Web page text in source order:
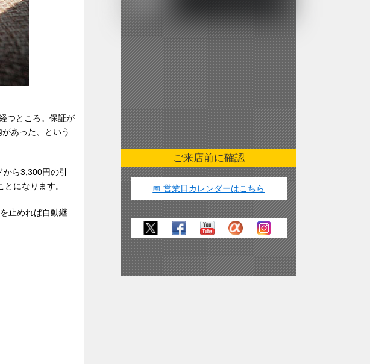
つところ。保証が
あった、という
ら3,300円の引
になります。
止めれば自動継
ご来店前に確認
📅 営業日カレンダーはこちら